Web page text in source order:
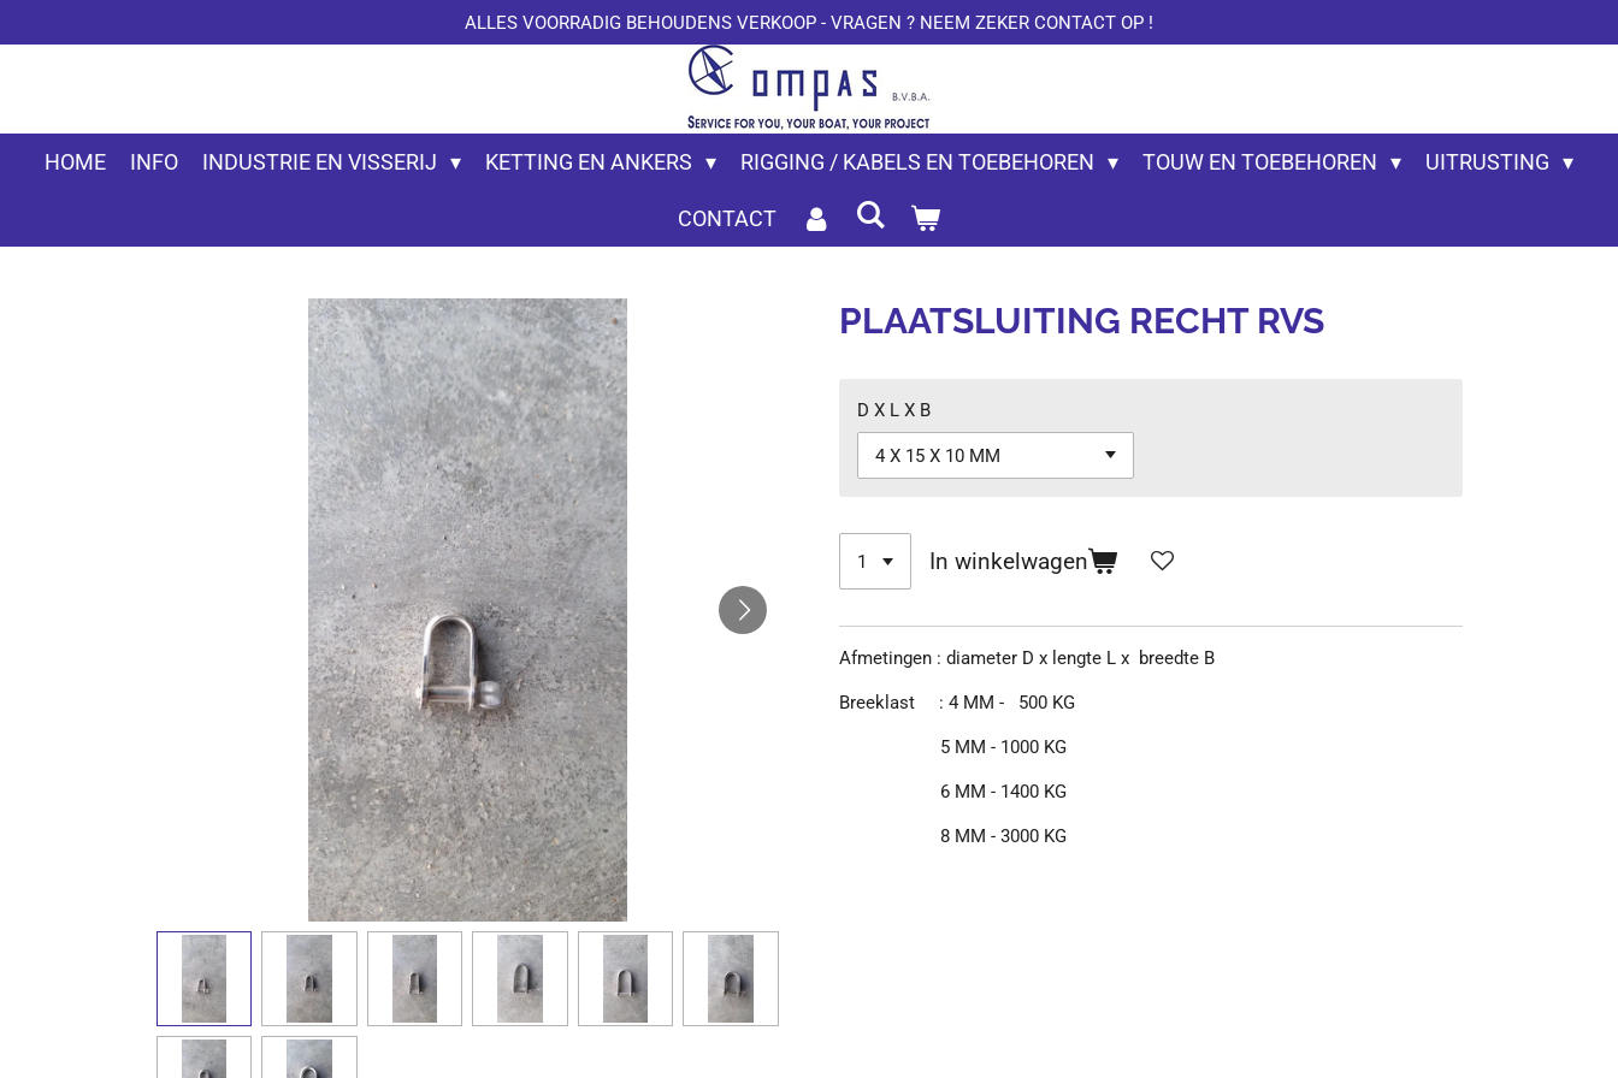
direct
hoofdinhoud
ALLES VOORRADIG BEHOUDENS VERKOOP - VRAGEN ? NEEM ZEKER CONTACT OP !
HOME INFO INDUSTRIE EN VISSERIJ KETTING EN ANKERS RIGGING / KABELS EN TOEBEHOREN TOUW EN TOEBEHOREN UITRUSTING
CONTACT
PLAATSLUITING RECHT RVS
D X L X B
In winkelwagen
Afmetingen : diameter D x lengte L x breedte B
Breeklast : 4 MM - 500 KG
5 MM - 1000 KG
6 MM - 1400 KG
8 MM - 3000 KG